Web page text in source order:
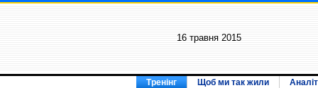
16 травня 2015
Тренінг Щоб ми так жили